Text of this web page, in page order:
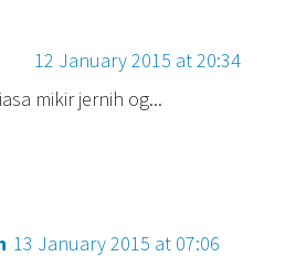
12 January 2015 at 20:34
mikir jernih og...
13 January 2015 at 07:06